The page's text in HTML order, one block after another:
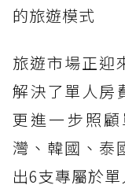
的旅遊模式
旅遊市場正迎
解決了單人房
更進一步照
灣、韓國、泰
出6支專屬於